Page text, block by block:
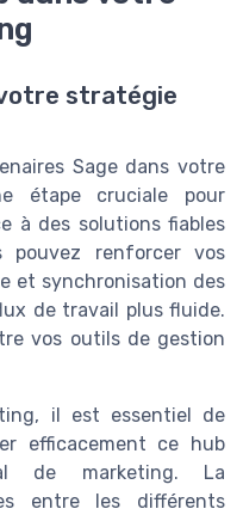
stratégie
Sage dans votre
étape cruciale pour
à des solutions fiables
pouvez renforcer vos
et synchronisation des
de travail plus fluide.
vos outils de gestion
il est essentiel de
efficacement ce hub
de marketing. La
entre les différents